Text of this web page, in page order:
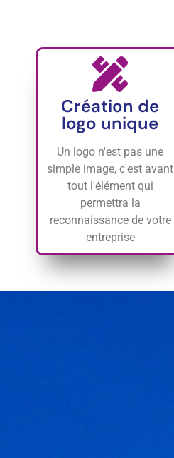
Création de
logo unique
Un logo n'est pas une
simple image, c'est avant
tout l'élément qui
permettra la
reconnaissance de votre
entreprise